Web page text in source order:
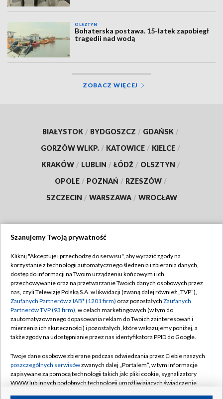
OLSZTYN
Bohaterska postawa. 15-latek zapobiegł
tragedii nad wodą
ZOBACZ WIĘCEJ
BIAŁYSTOK / BYDGOSZCZ / GDAŃSK /
GORZÓW WLKP. / KATOWICE / KIELCE /
KRAKÓW / LUBLIN / ŁÓDŹ / OLSZTYN /
OPOLE / POZNAŃ / RZESZÓW /
SZCZECIN / WARSZAWA / WROCŁAW
TVP
Abonament TVP
Emisja w TVP
Centrum informacji TVP
Naziemna Telewizja Cyfrowa
Rada Programowa
System NOS
Informacje o nadawcy
Regulamin TVP
Polityka prywatności
Moje zgody
Pomoc
Kontakt
Szanujemy Twoją prywatność
Kliknij "Akceptuję i przechodzę do serwisu", aby wyrazić zgody na
korzystanie z technologii automatycznego śledzenia i zbierania danych,
dostęp do informacji na Twoim urządzeniu końcowym i ich
przechowywanie oraz na przetwarzanie Twoich danych osobowych przez
nas, czyli Telewizję Polską S.A. w likwidacji (zwaną dalej również „TVP”),
Zaufanych Partnerów z IAB* (1201 firm) oraz pozostałych Zaufanych
Partnerów TVP (93 firm), w celach marketingowych (w tym do
zautomatyzowanego dopasowania reklam do Twoich zainteresowań i
mierzenia ich skuteczności) i pozostałych, które wskazujemy poniżej, a
także zgody na udostępnianie przez nas identyfikatora PPID do Google.
Twoje dane osobowe zbierane podczas odwiedzania przez Ciebie naszych
poszczególnych serwisówzwanych dalej „Portalem”, w tym informacje
zapisywane za pomocą technologii takich jak: pliki cookie, sygnalizatory
WWW lub innych podobnych technologii umożliwiających świadczenie